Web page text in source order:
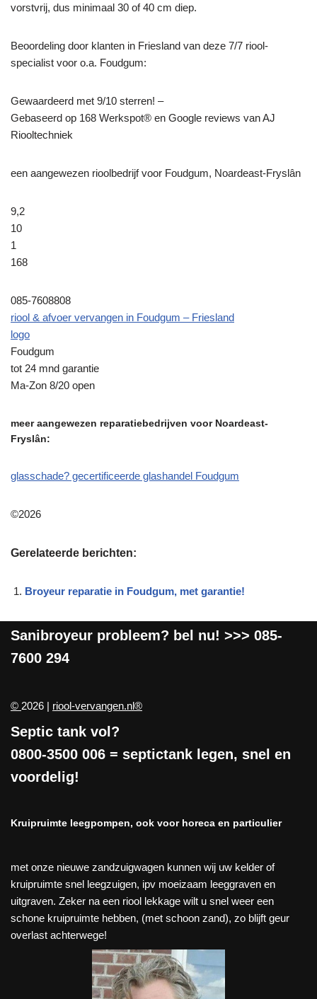
vorstvrij, dus minimaal 30 of 40 cm diep.
Beoordeling door klanten in Friesland van deze 7/7 riool-
specialist voor o.a. Foudgum:
Gewaardeerd met 9/10 sterren! –
Gebaseerd op 168 Werkspot® en Google reviews van AJ
Riooltechniek
een aangewezen rioolbedrijf voor Foudgum, Noardeast-Fryslân
9,2
10
1
168
085-7608808
riool & afvoer vervangen in Foudgum – Friesland
logo
Foudgum
tot 24 mnd garantie
Ma-Zon 8/20 open
meer aangewezen reparatiebedrijven voor Noardeast-
Fryslân:
glasschade? gecertificeerde glashandel Foudgum
©2026
Gerelateerde berichten:
Broyeur reparatie in Foudgum, met garantie!
Sanibroyeur probleem? bel nu! >>> 085-
7600 294
© 2026 | riool-vervangen.nl®
Septic tank vol?
0800-3500 006 = septictank legen, snel en
voordelig!
Kruipruimte leegpompen, ook voor horeca en particulier
met onze nieuwe zandzuigwagen kunnen wij uw kelder of
kruipruimte snel leegzuigen, ipv moeizaam leeggraven en
uitgraven. Zeker na een riool lekkage wilt u snel weer een
schone kruipruimte hebben, (met schoon zand), zo blijft geur
overlast achterwege!